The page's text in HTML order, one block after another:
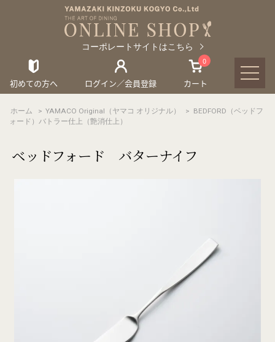
コーポレートサイトはこちら
初めての方へ ログイン／会員登録
0
カート
ホーム > YAMACO Original（ヤマコ オリジナル） > BEDFORD（ベッドフ
ォード）バトラー仕上（艶消仕上）
ベッドフォード バターナイフ